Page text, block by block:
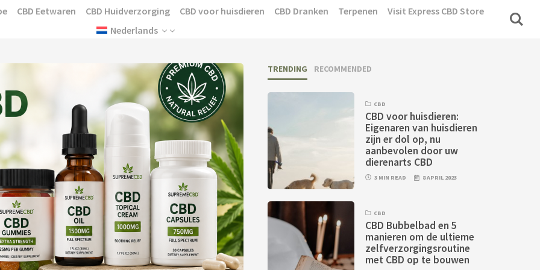
CBD Eetwaren CBD Huidverzorging CBD voor huisdieren CBD Dranken Terpenen
Visit Express CBD Store
Nederlands
TRENDING RECOMMENDED
CBD
CBD voor huisdieren:
Eigenaren van huisdieren
zijn er dol op, nu
aanbevolen door uw
dierenarts CBD
3 MIN READ 8 APRIL 2023
CBD
CBD Bubbelbad en 5
manieren om de ultieme
zelfverzorgingsroutine
met CBD op te bouwen